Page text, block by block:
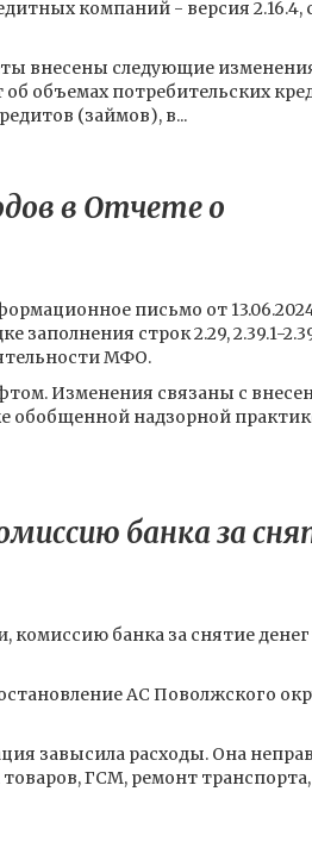
компаний - версия 2.16.4,
внесены следующие
объемах потребительских
(займов), в...
в Отчете о
письмо от
строк 2.29, 2.39.1-
МФО.
Изменения связаны с
обобщенной надзорной
банка за
банка за снятие денег
АС Поволжского
завысила расходы. Она
ГСМ, ремонт